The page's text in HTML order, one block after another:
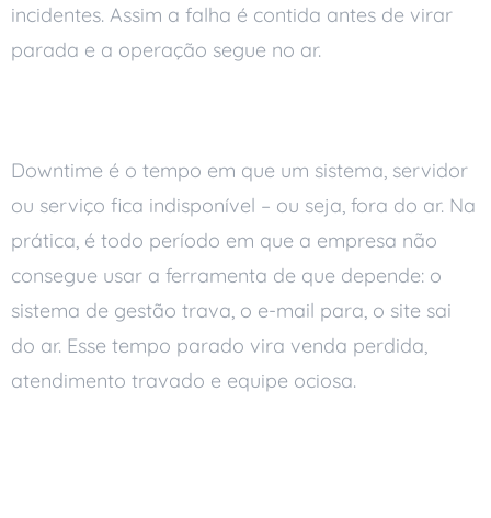
incidentes. Assim a falha é contida antes de virar
parada e a operação segue no ar.
Downtime é o tempo em que um sistema, servidor
ou serviço fica indisponível – ou seja, fora do ar. Na
prática, é todo período em que a empresa não
consegue usar a ferramenta de que depende: o
sistema de gestão trava, o e-mail para, o site sai
do ar. Esse tempo parado vira venda perdida,
atendimento travado e equipe ociosa.